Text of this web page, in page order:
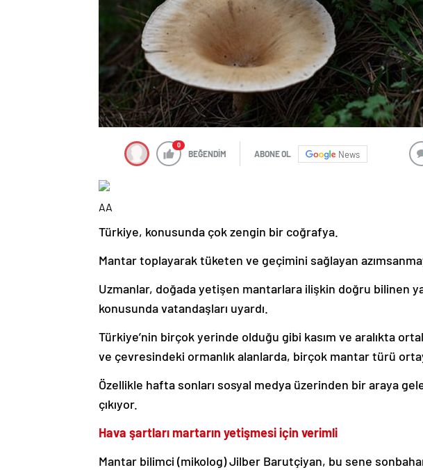
0
BEĞENDİM ABONE OL News
AA
Türkiye, konusunda çok zengin bir coğrafya.
Mantar toplayarak tüketen ve geçimini sağlayan
Uzmanlar, doğada yetişen mantarlara ilişkin doğru bilinen
konusunda vatandaşları uyardı.
Türkiye’nin birçok yerinde olduğu gibi kasım ve aralıkta
ve çevresindeki ormanlık alanlarda, birçok mantar türü
Özellikle hafta sonları sosyal medya üzerinden bir araya
çıkıyor.
Hava şartları martarın yetişmesi için verimli
Mantar bilimci (mikolog) Jilber Barutçiyan, bu sene